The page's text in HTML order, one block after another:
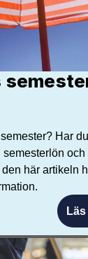
Har
här artikeln